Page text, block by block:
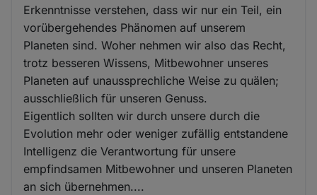
Erkenntnisse verstehen, dass wir nur ein Teil, ein
vorübergehendes Phänomen auf unserem
Planeten sind. Woher nehmen wir also das Recht,
trotz besseren Wissens, Mitbewohner unseres
Planeten auf unaussprechliche Weise zu quälen;
ausschließlich für unseren Genuss.
Eigentlich sollten wir durch unsere durch die
Evolution mehr oder weniger zufällig entstandene
Intelligenz die Verantwortung für unsere
empfindsamen Mitbewohner und unseren Planeten
an sich übernehmen....